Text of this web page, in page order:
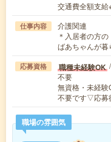
交通費全額支給
仕事内容
介護関連
＊入居者の方
ばあちゃんが
応募資格 職種未経験OK
不要
無資格・未経
不要です▽応募
職場の雰囲気